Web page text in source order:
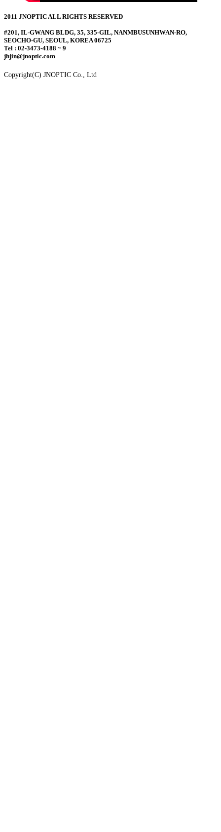
2011 JNOPTIC ALL RIGHTS RESERVED
#201, IL-GWANG BLDG, 35, 335-GIL, NANMBUSUNHWAN-RO,
SEOCHO-GU, SEOUL, KOREA 06725
Tel : 02-3473-4188 ~ 9
jhjin@jnoptic.com